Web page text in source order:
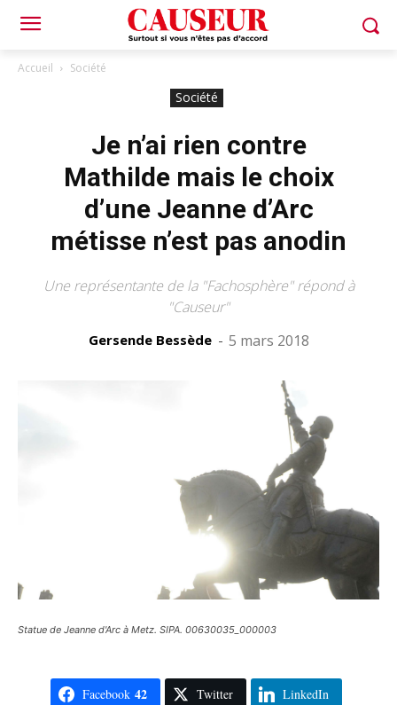
Accueil Société
Société
Je n’ai rien contre
Mathilde mais le choix
d’une Jeanne d’Arc
métisse n’est pas anodin
Une représentante de la "Fachosphère" répond à
"Causeur"
Gersende Bessède - 5 mars 2018
Statue de Jeanne d'Arc à Metz. SIPA. 00630035_000003
Facebook 42 Twitter LinkedIn